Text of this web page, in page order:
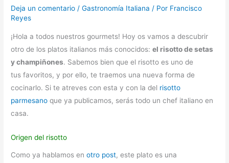
Deja un comentario /Gastronomía Italiana / Por Francisco
Reyes
¡Hola a todos nuestros gourmets! Hoy os vamos a descubrir
otro de los platos italianos más conocidos:el risotto de setas
y champiñones. Sabemos bien que el risotto es uno de
tus favoritos, y por ello, te traemos una nueva forma de
cocinarlo. Si te atreves con esta y con la del risotto
parmesano que ya publicamos, serás todo un chef italiano en
casa.
Origen del risotto
Como ya hablamos enotro post, este plato es una